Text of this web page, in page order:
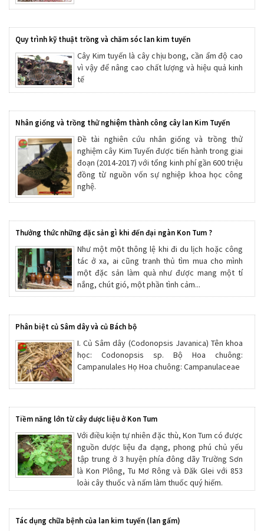
Quy trình kỹ thuật trồng và chăm sóc lan kim tuyến
Cây Kim tuyến là cây chịu bong, cần ẩm độ cao
vì vậy để nâng cao chất lượng và hiệu quả kinh
tế
Nhân giống và trồng thử nghiệm thành công cây lan Kim Tuyến
Đề tài nghiên cứu nhân giống và trồng thử
nghiệm cây Kim Tuyến được tiến hành trong giai
đoạn (2014-2017) với tổng kinh phí gần 600 triệu
đồng từ nguồn vốn sự nghiệp khoa học công
nghệ.
Thưởng thức những đặc sản gì khi đến đại ngàn Kon Tum ?
Như một một thông lệ khi đi du lịch hoặc công
tác ở xa, ai cũng tranh thủ tìm mua cho mình
một đặc sản làm quà như được mang một tí
nắng, chút gió, một phần tình cảm...
Phân biệt củ Sâm dây và củ Bách bộ
I. Củ Sâm dây (Codonopsis Javanica) Tên khoa
học: Codonopsis sp. Bộ Hoa chuông:
Campanulales Họ Hoa chuông: Campanulaceae
Tiềm năng lớn từ cây dược liệu ở Kon Tum
Với điều kiện tự nhiên đặc thù, Kon Tum có được
nguồn dược liệu đa dạng, phong phú chủ yếu
tập trung ở 3 huyện phía đông dãy Trường Sơn
là Kon Plông, Tu Mơ Rông và Đăk Glei với 853
loài cây thuốc và nấm làm thuốc quý hiếm.
Tác dụng chữa bệnh của lan kim tuyến (lan gấm)